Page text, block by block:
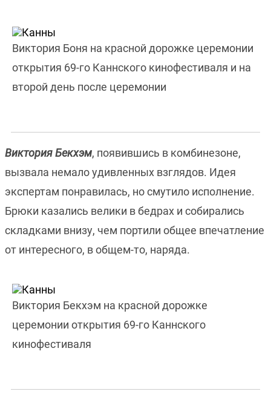
Виктория Боня на красной дорожке церемонии
открытия 69-го Каннского кинофестиваля и на
второй день после церемонии
Виктория Бекхэм, появившись в комбинезоне,
вызвала немало удивленных взглядов. Идея
экспертам понравилась, но смутило исполнение.
Брюки казались велики в бедрах и собирались
складками внизу, чем портили общее впечатление
от интересного, в общем-то, наряда.
Виктория Бекхэм на красной дорожке
церемонии открытия 69-го Каннского
кинофестиваля